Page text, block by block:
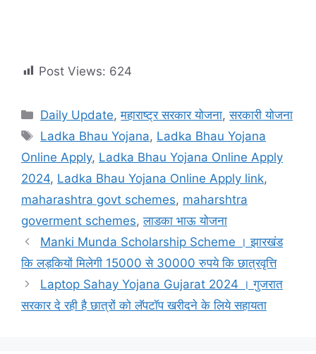
Post Views: 624
Categories
Daily Update,महाराष्ट्र सरकार योजना,सरकारी योजना
Tags
Ladka Bhau Yojana, Ladka Bhau Yojana
Online Apply, Ladka Bhau Yojana Online Apply
2024, Ladka Bhau Yojana Online Apply link,
maharashtra govt schemes, maharshtra
goverment schemes,लाडका भाऊ योजना
Manki Munda Scholarship Scheme । झारखंड
कि लड़कियों मिलेगी 15000 से 30000 रुपये कि छात्रवृत्ति
Laptop Sahay Yojana Gujarat 2024 । गुजरात
सरकार दे रही है छात्रों को लॅपटॉप खरीदने के लिये सहायता